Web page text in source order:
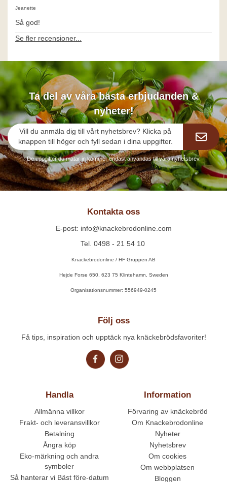
Jeanette
Så god!
Se fler recensioner...
Ta del av våra bästa erbjudanden &
nyheter!
Vill du anmäla dig till vårt nyhetsbrev? Klicka på
knappen till höger och fyll sedan i dina uppgifter.
De uppgifter du matar in kommer endast användas till våra nyhetsbrev.
Kontakta oss
E-post: info@knackebrodonline.com
Tel. 0498 - 21 54 10
Knackebrodonline / HF Gruppen AB
Hejde Forse 650, 623 75 Klintehamn, Sweden
Organisationsnummer: 556949-0245
Handla
Allmänna villkor
Frakt- och leveransvillkor
Betalning
Ångra köp
Eko-märkning och andra
symboler
Så hanterar vi Bäst före-datum
Information
Förvaring av knäckebröd
Om Knackebrodonline
Nyheter
Nyhetsbrev
Om cookies
Om webbplatsen
Bloggen
Följ oss
Få tips, inspiration och upptäck nya knäckebrödsfavoriter!